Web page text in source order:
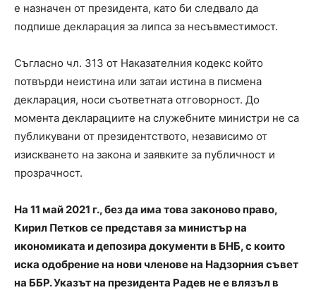
е назначен от президента, като би следвало да
подпише декларация за липса за несъвместимост.
Съгласно чл. 313 от Наказателния кодекс който
потвърди неистина или затаи истина в писмена
декларация, носи съответната отговорност. До
момента декларациите на служебните министри не са
публикувани от президентството, независимо от
изискването на закона и заявките за публичност и
прозрачност.
На 11 май 2021 г., без да има това законово право,
Кирил Петков се представя за министър на
икономиката и депозира документи в БНБ, с които
иска одобрение на нови членове на Надзорния съвет
на ББР. Указът на президента Радев не е влязъл в